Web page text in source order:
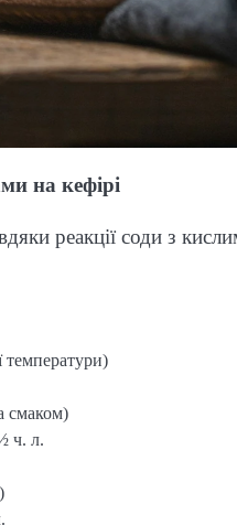
на кефірі
реакції соди з
смаком)
ч. л.